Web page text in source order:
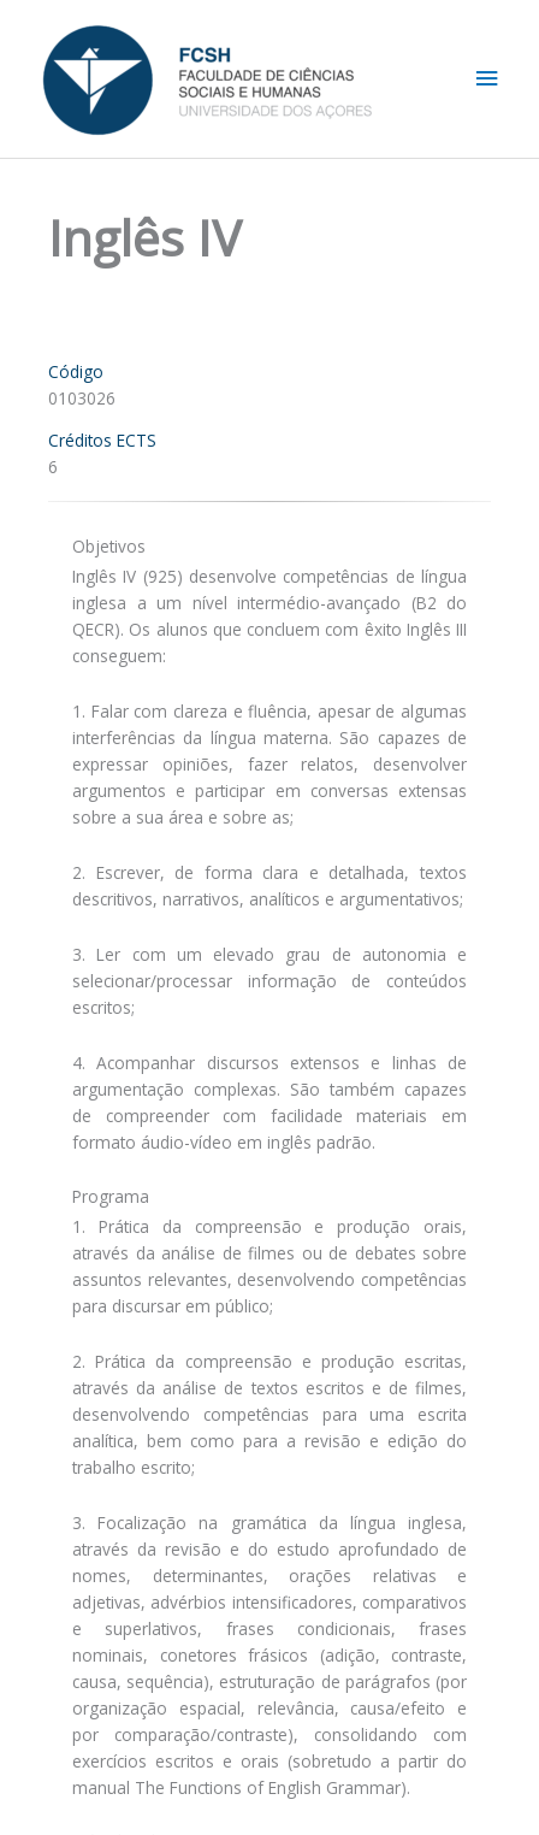
content
Inglês IV
Código
0103026
Créditos ECTS
6
Objetivos
Inglês IV (925) desenvolve competências de língua
inglesa a um nível intermédio-avançado (B2 do
QECR). Os alunos que concluem com êxito Inglês III
conseguem:
1. Falar com clareza e fluência, apesar de algumas
interferências da língua materna. São capazes de
expressar opiniões, fazer relatos, desenvolver
argumentos e participar em conversas extensas
sobre a sua área e sobre as;
2. Escrever, de forma clara e detalhada, textos
descritivos, narrativos, analíticos e argumentativos;
3. Ler com um elevado grau de autonomia e
selecionar/processar informação de conteúdos
escritos;
4. Acompanhar discursos extensos e linhas de
argumentação complexas. São também capazes
de compreender com facilidade materiais em
formato áudio-vídeo em inglês padrão.
Programa
1. Prática da compreensão e produção orais,
através da análise de filmes ou de debates sobre
assuntos relevantes, desenvolvendo competências
para discursar em público;
2. Prática da compreensão e produção escritas,
através da análise de textos escritos e de filmes,
desenvolvendo competências para uma escrita
analítica, bem como para a revisão e edição do
trabalho escrito;
3. Focalização na gramática da língua inglesa,
através da revisão e do estudo aprofundado de
nomes, determinantes, orações relativas e
adjetivas, advérbios intensificadores, comparativos
e superlativos, frases condicionais, frases
nominais, conetores frásicos (adição, contraste,
causa, sequência), estruturação de parágrafos (por
organização espacial, relevância, causa/efeito e
por comparação/contraste), consolidando com
exercícios escritos e orais (sobretudo a partir do
manual The Functions of English Grammar).